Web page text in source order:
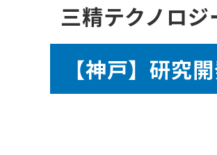
三精テクノロ
【神戸】研究